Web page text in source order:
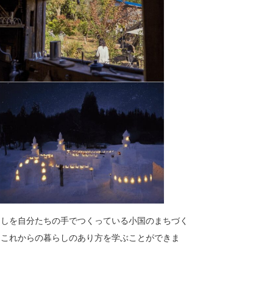
を自分たちの手でつくっている小国のまちづく
れからの暮らしのあり方を学ぶことができま